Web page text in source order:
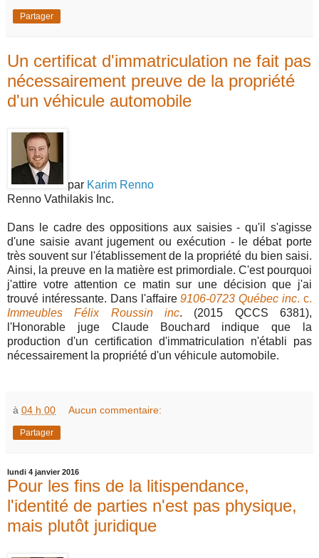
Partager
Un certificat d'immatriculation ne fait pas
nécessairement preuve de la propriété
d'un véhicule automobile
par Karim Renno
Renno Vathilakis Inc.
Dans le cadre des oppositions aux saisies - qu'il s'agisse
d'une saisie avant jugement ou exécution - le débat porte
très souvent sur l'établissement de la propriété du bien saisi.
Ainsi, la preuve en la matière est primordiale. C'est pourquoi
j'attire votre attention ce matin sur une décision que j'ai
trouvé intéressante. Dans l'affaire9106-0723 Québec inc. c.
Immeubles Félix Roussin inc. (2015 QCCS 6381),
l'Honorable juge Claude Bouchard indique que la
production d'un certification d'immatriculation n'établi pas
nécessairement la propriété d'un véhicule automobile.
à 04 h 00 Aucun commentaire:
Partager
lundi 4 janvier 2016
Pour les fins de la litispendance,
l'identité de parties n'est pas physique,
mais plutôt juridique